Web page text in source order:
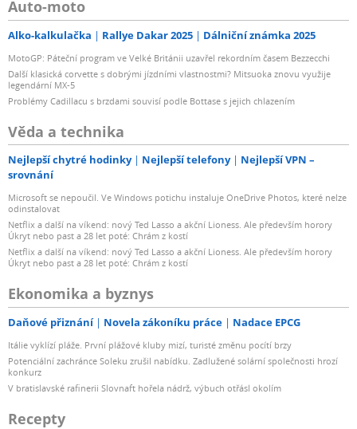
Auto-moto
Alko-kalkulačka Rallye Dakar 2025 Dálniční známka 2025
MotoGP: Páteční program ve Velké Británii uzavřel rekordním časem Bezzecchi
Další klasická corvette s dobrými jízdními vlastnostmi? Mitsuoka znovu využije
legendární MX-5
Problémy Cadillacu s brzdami souvisí podle Bottase s jejich chlazením
Věda a technika
Nejlepší chytré hodinky Nejlepší telefony
Nejlepší VPN –
srovnání
Microsoft se nepoučil. Ve Windows potichu instaluje OneDrive Photos, které nelze
odinstalovat
Netflix a další na víkend: nový Ted Lasso a akční Lioness. Ale především horory
Úkryt nebo past a 28 let poté: Chrám z kostí
Netflix a další na víkend: nový Ted Lasso a akční Lioness. Ale především horory
Úkryt nebo past a 28 let poté: Chrám z kostí
Ekonomika a byznys
Daňové přiznání Novela zákoníku práce Nadace EPCG
Itálie vyklízí pláže. První plážové kluby mizí, turisté změnu pocítí brzy
Potenciální zachránce Soleku zrušil nabídku. Zadlužené solární společnosti hrozí
konkurz
V bratislavské rafinerii Slovnaft hořela nádrž, výbuch otřásl okolím
Recepty